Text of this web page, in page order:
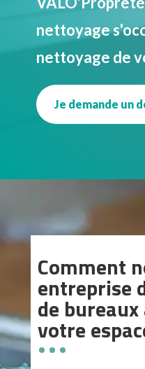
nettoyage
nettoyage de
Je demande un
Comment
entreprise
de
votre